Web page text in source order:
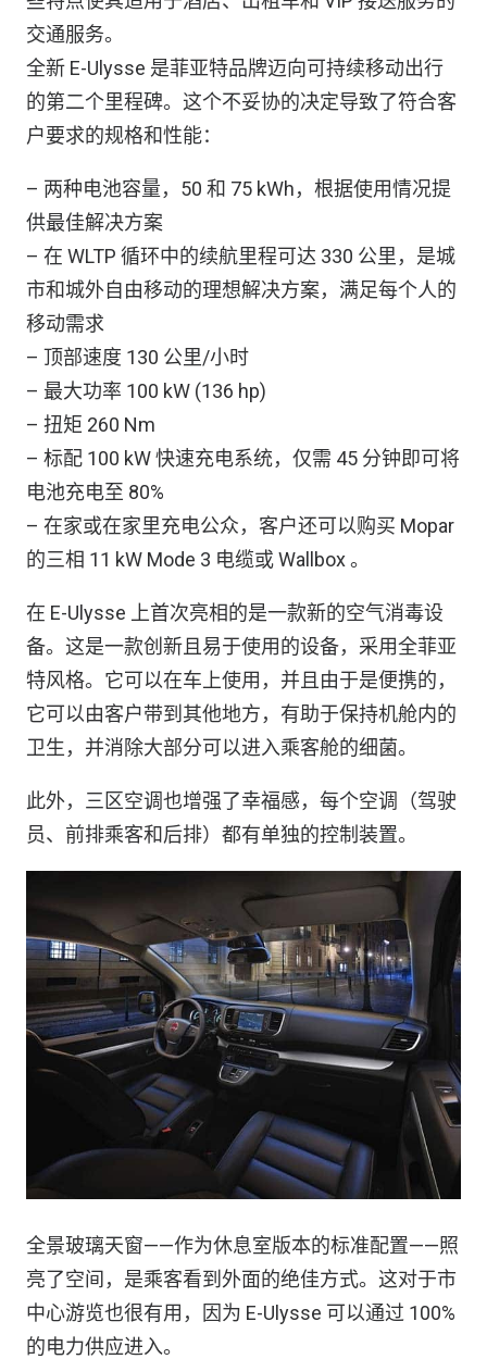
交通服务。
全新 E-Ulysse 是菲亚特品牌迈向可持续移动出行
的第二个里程碑。这个不妥协的决定导致了符合客
户要求的规格和性能：
– 两种电池容量，50 和 75 kWh，根据使用情况提
供最佳解决方案
– 在 WLTP 循环中的续航里程可达 330 公里，是城
市和城外自由移动的理想解决方案，满足每个人的
移动需求
– 顶部速度 130 公里/小时
– 最大功率 100 kW (136 hp)
– 扭矩 260 Nm
– 标配 100 kW 快速充电系统，仅需 45 分钟即可将
电池充电至 80%
– 在家或在家里充电公众，客户还可以购买 Mopar
的三相 11 kW Mode 3 电缆或 Wallbox 。
在 E-Ulysse 上首次亮相的是一款新的空气消毒设
备。这是一款创新且易于使用的设备，采用全菲亚
特风格。它可以在车上使用，并且由于是便携的，
它可以由客户带到其他地方，有助于保持机舱内的
卫生，并消除大部分可以进入乘客舱的细菌。
此外，三区空调也增强了幸福感，每个空调（驾驶
员、前排乘客和后排）都有单独的控制装置。
全景玻璃天窗——作为休息室版本的标准配置——照
亮了空间，是乘客看到外面的绝佳方式。这对于市
中心游览也很有用，因为 E-Ulysse 可以通过 100%
的电力供应进入。